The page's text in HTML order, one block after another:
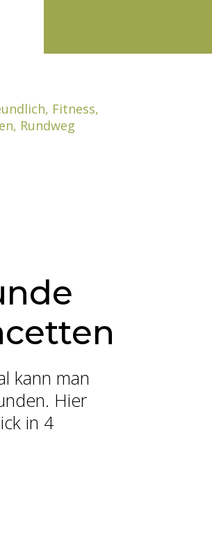
, Fitness,
, Rundweg
kann man
Hier
in 4